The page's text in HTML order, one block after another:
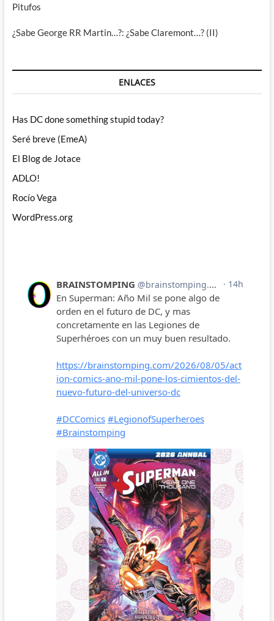
Pitufos
¿Sabe George RR Martin…?: ¿Sabe Claremont…? (II)
ENLACES
Has DC done something stupid today?
Seré breve (EmeA)
El Blog de Jotace
ADLO!
Rocío Vega
WordPress.org